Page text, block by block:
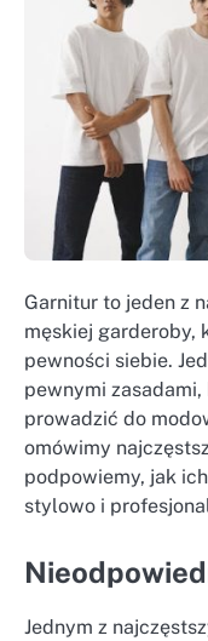
Garnitur to jeden z
męskiej garderoby,
pewności siebie.
pewnymi
prowadzić do
omówimy
podpowiemy, jak
stylowo i
Jednym z